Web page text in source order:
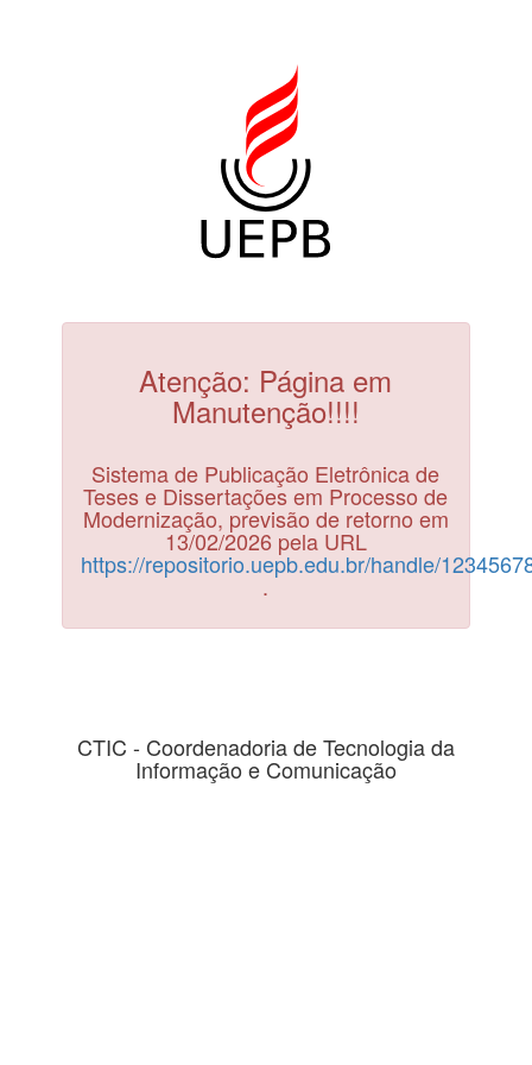
Atenção: Página em
Manutenção!!!!
Sistema de Publicação Eletrônica de
Teses e Dissertações em Processo de
Modernização, previsão de retorno em
13/02/2026 pela URL
https://repositorio.uepb.edu.br/handle/
.
CTIC - Coordenadoria de Tecnologia da
Informação e Comunicação